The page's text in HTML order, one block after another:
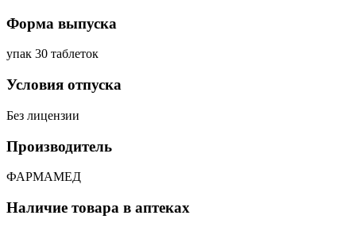
Форма выпуска
упак 30 таблеток
Условия отпуска
Без лицензии
Производитель
ФАРМАМЕД
Наличие товара в аптеках